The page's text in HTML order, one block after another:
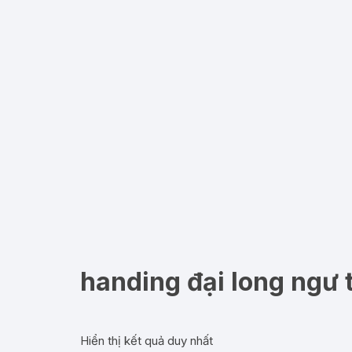
handing đại long ngư
Hiển thị kết quả duy nhất